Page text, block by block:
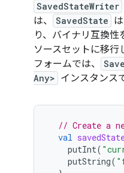
SavedStateWriter
は、
SavedState は
り、バイナリ互換性
ソースセットに移行
フォームでは、
Any> インスタンス
// Create a
val
putInt(
putString(